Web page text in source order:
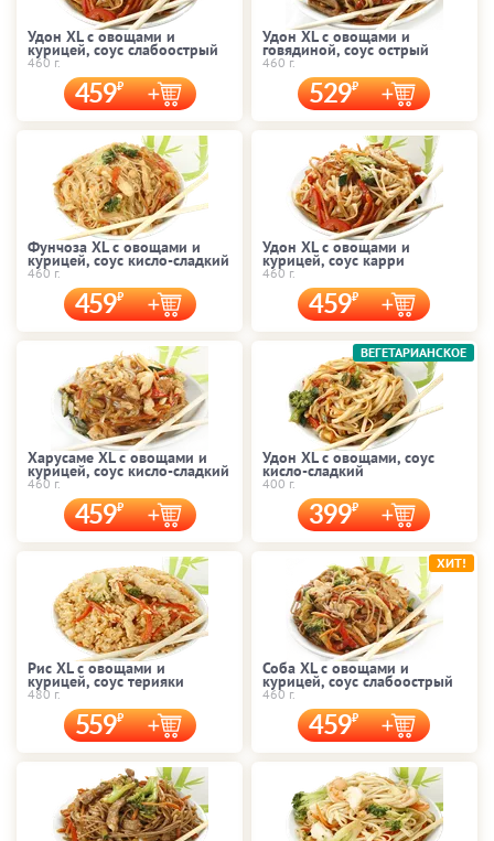
Удон XL с овощами и
курицей, соус слабоострый
460 г.
459
Удон XL с овощами и
говядиной, соус острый
460 г.
529
Фунчоза XL с овощами и
курицей, соус кисло-сладкий
460 г.
459
Удон XL с овощами и
курицей, соус карри
460 г.
459
Харусаме XL с овощами и
курицей, соус кисло-сладкий
460 г.
459
Удон XL с овощами, соус
кисло-сладкий
400 г.
399
ВЕГЕТАРИАНСКОЕ
Рис XL с овощами и
курицей, соус терияки
480 г.
559
Соба XL с овощами и
курицей, соус слабоострый
460 г.
459
ХИТ!